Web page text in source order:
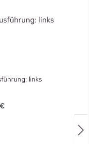
links